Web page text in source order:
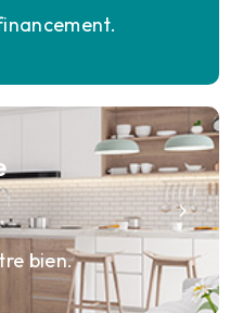
bien.